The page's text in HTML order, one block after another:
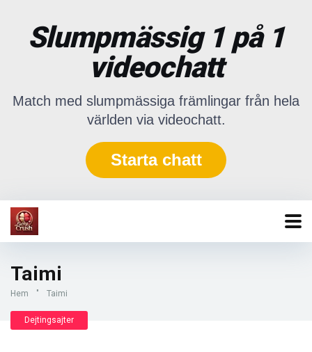
Slumpmässig 1 på 1
videochatt
Match med slumpmässiga främlingar från hela
världen via videochatt.
Starta chatt
Taimi
Hem " Taimi
Dejtingsajter